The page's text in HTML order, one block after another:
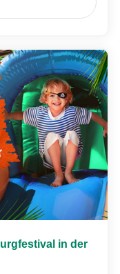
in der